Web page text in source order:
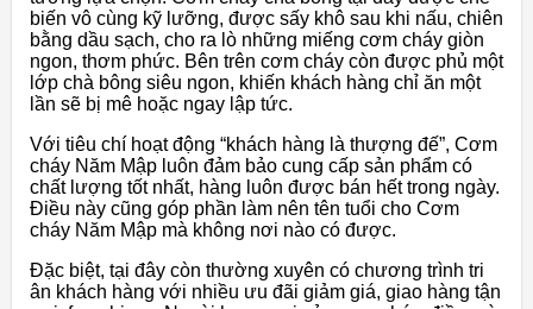
biến vô cùng kỹ lưỡng, được sấy khô sau khi nấu, chiên
bằng dầu sạch, cho ra lò những miếng cơm cháy giòn
ngon, thơm phức. Bên trên cơm cháy còn được phủ một
lớp chà bông siêu ngon, khiến khách hàng chỉ ăn một
lần sẽ bị mê hoặc ngay lập tức.
Với tiêu chí hoạt động “khách hàng là thượng đế”, Cơm
cháy Năm Mập luôn đảm bảo cung cấp sản phẩm có
chất lượng tốt nhất, hàng luôn được bán hết trong ngày.
Điều này cũng góp phần làm nên tên tuổi cho Cơm
cháy Năm Mập mà không nơi nào có được.
Đặc biệt, tại đây còn thường xuyên có chương trình tri
ân khách hàng với nhiều ưu đãi giảm giá, giao hàng tận